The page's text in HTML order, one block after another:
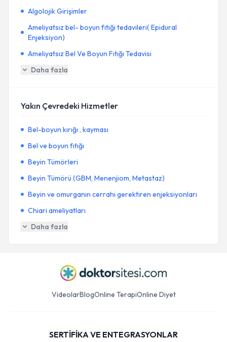
Algolojik Girişimler
Ameliyatsız bel- boyun fıtığı tedavileri( Epidural
Enjeksiyon)
Ameliyatsız Bel Ve Boyun Fıtığı Tedavisi
Daha fazla
Yakın Çevredeki Hizmetler
Bel-boyun kırığı , kayması
Bel ve boyun fıtığı
Beyin Tümörleri
Beyin Tümörü (GBM, Menenjiom, Metastaz)
Beyin ve omurganın cerrahi gerektiren enjeksiyonları
Chiari ameliyatları
Daha fazla
VideolarBlogOnline TerapiOnline Diyet
SERTİFİKA VE ENTEGRASYONLAR